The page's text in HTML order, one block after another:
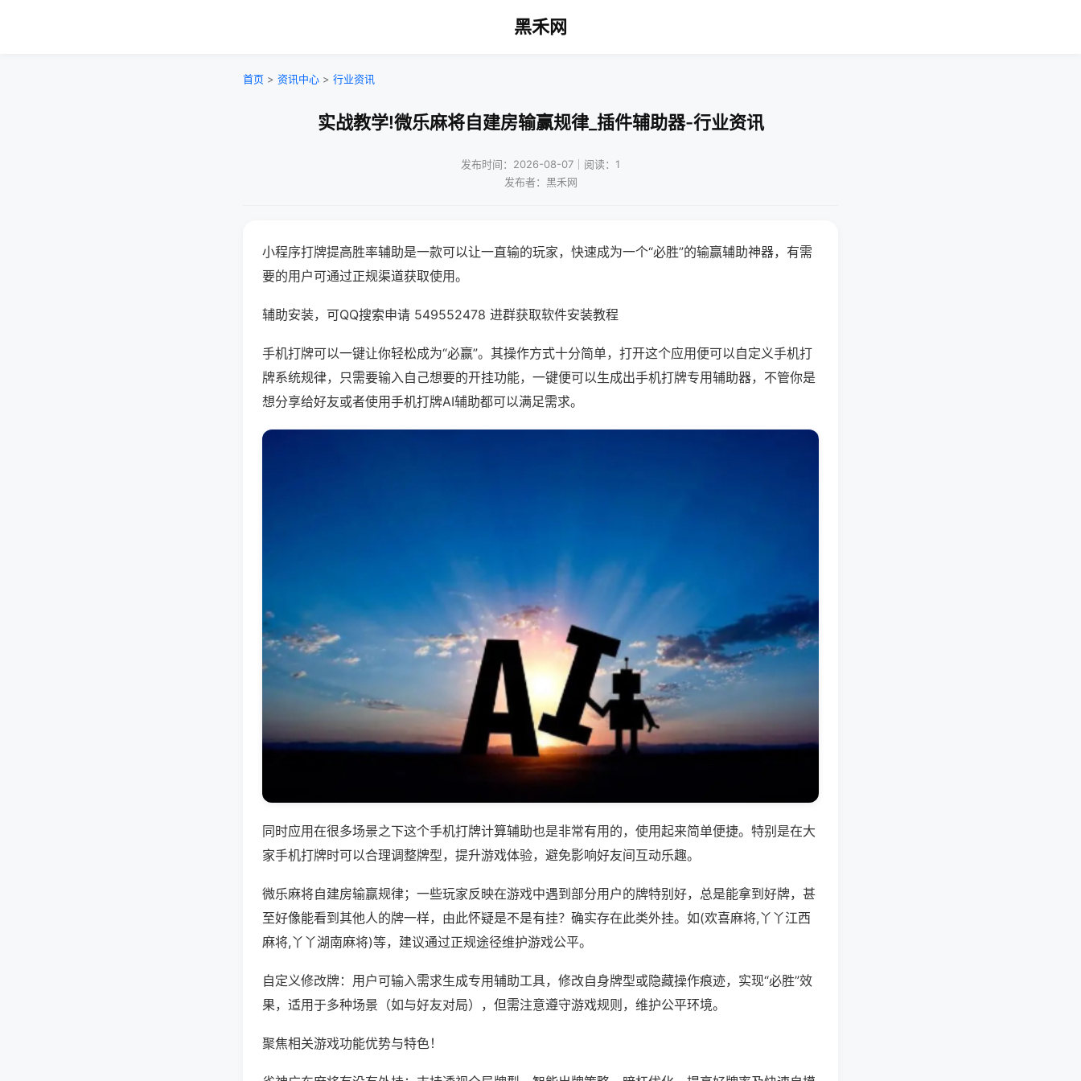
黑禾网
首页 > 资讯中心 > 行业资讯
实战教学!微乐麻将自建房输赢规律_插件辅助器-行业资讯
发布时间：2026-08-07｜阅读：1
发布者：黑禾网
小程序打牌提高胜率辅助是一款可以让一直输的玩家，快速成为一个“必胜”的输赢辅助神器，有需
要的用户可通过正规渠道获取使用。
辅助安装，可QQ搜索申请 549552478 进群获取软件安装教程
手机打牌可以一键让你轻松成为“必赢”。其操作方式十分简单，打开这个应用便可以自定义手机打
牌系统规律，只需要输入自己想要的开挂功能，一键便可以生成出手机打牌专用辅助器，不管你是
想分享给好友或者使用手机打牌AI辅助都可以满足需求。
同时应用在很多场景之下这个手机打牌计算辅助也是非常有用的，使用起来简单便捷。特别是在大
家手机打牌时可以合理调整牌型，提升游戏体验，避免影响好友间互动乐趣。
微乐麻将自建房输赢规律；一些玩家反映在游戏中遇到部分用户的牌特别好，总是能拿到好牌，甚
至好像能看到其他人的牌一样，由此怀疑是不是有挂？确实存在此类外挂。如(欢喜麻将,丫丫江西
麻将,丫丫湖南麻将)等，建议通过正规途径维护游戏公平。
自定义修改牌：用户可输入需求生成专用辅助工具，修改自身牌型或隐藏操作痕迹，实现“必胜”效
果，适用于多种场景（如与好友对局），但需注意遵守游戏规则，维护公平环境。
聚焦相关游戏功能优势与特色！